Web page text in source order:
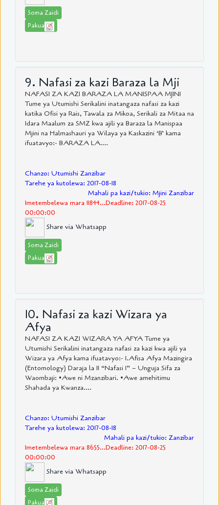
Soma Zaidi
Pakua
9. Nafasi za kazi Baraza la Mji
NAFASI ZA KAZI BARAZA LA MANISPAA MJINI
Tume ya Utumishi Serikalini inatangaza nafasi za kazi
katika Ofisi ya Rais, Tawala za Mikoa, Serikali za Mitaa na
Idara Maalum za SMZ kwa ajili ya Baraza la Manispaa
Mjini na Halmashauri ya Wilaya ya Kaskazini ‘B’ kama
ifuatavyo:- BARAZA LA....
Chanzo: Utumishi Zanzibar
Tarehe ya kutolewa: 2017-08-18
Mahali pa kazi/tukio: Mjini Zanzibar
Imetembelewa mara 11844...Deadline: 2017-08-25
00:00:00
Share via Whatsapp
Soma Zaidi
Pakua
10. Nafasi za kazi Wizara ya
Afya
NAFASI ZA KAZI WIZARA YA AFYA Tume ya
Utumishi Serikalini inatangaza nafasi za kazi kwa ajili ya
Wizara ya Afya kama ifuatavyo:- 1.Afisa Afya Mazingira
(Entomology) Daraja la II “Nafasi 1” – Unguja Sifa za
Waombaji: •Awe ni Mzanzibari. •Awe amehitimu
Shahada ya Kwanza....
Chanzo: Utumishi Zanzibar
Tarehe ya kutolewa: 2017-08-18
Mahali pa kazi/tukio: Zanzibar
Imetembelewa mara 8655...Deadline: 2017-08-25
00:00:00
Share via Whatsapp
Soma Zaidi
Pakua